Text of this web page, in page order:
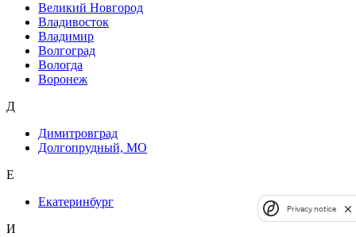
Великий Новгород
Владивосток
Владимир
Волгоград
Вологда
Воронеж
Д
Димитровград
Долгопрудный, МО
Е
Екатеринбург
И
Privacy notice